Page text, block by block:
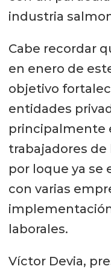
industria
Cabe recordar
en enero de
objetivo
entidades
principalmente
trabajadores de
por loque ya se
con varias
laborales.
Víctor Devia,